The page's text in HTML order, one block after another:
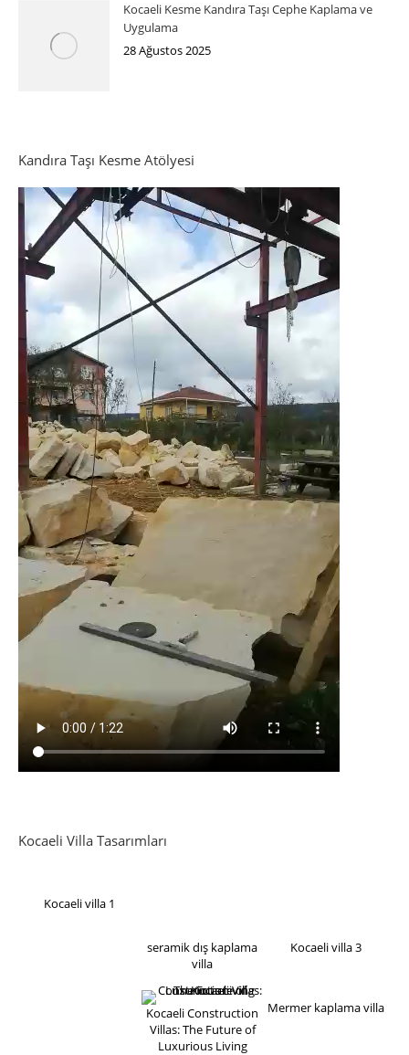
Kocaeli Kesme Kandıra Taşı Cephe Kaplama ve
Uygulama
28 Ağustos 2025
Kandıra Taşı Kesme Atölyesi
Kocaeli Villa Tasarımları
Kocaeli villa 1
seramik dış kaplama
villa
Kocaeli villa 3
Kocaeli Construction
Villas: The Future of
Luxurious Living
Mermer kaplama villa